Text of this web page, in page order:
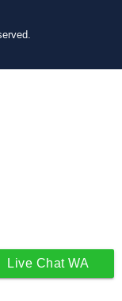
Live Chat WA